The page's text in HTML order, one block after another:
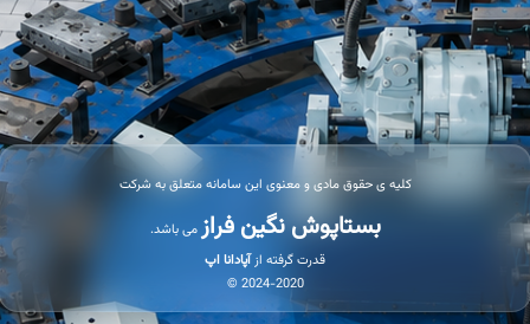
کلیه ی حقوق مادی و معنوی این سامانه متعلق به شرکت
بستاپوشنگین فرازمی باشد.
قدرت گرفته ازآپادانا اپ
2024-2020 ©